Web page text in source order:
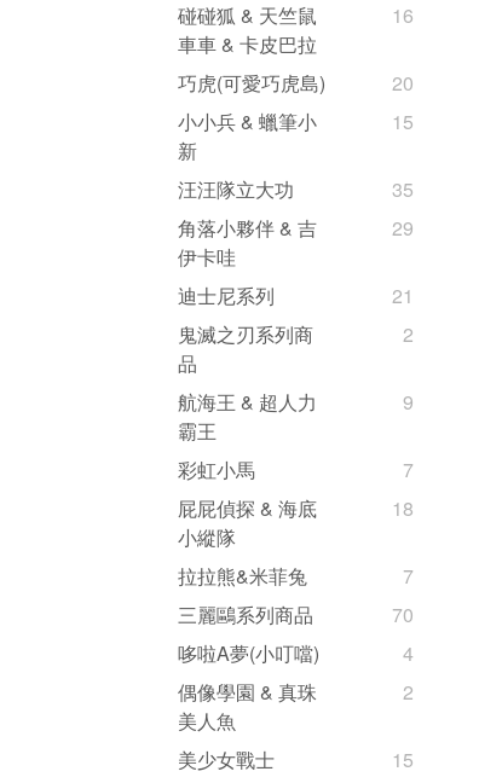
碰碰狐 & 天竺鼠
車車 & 卡皮巴拉
16
巧虎(可愛巧虎島)
20
小小兵 & 蠟筆小
新
15
汪汪隊立大功
35
角落小夥伴 & 吉
伊卡哇
29
迪士尼系列
21
鬼滅之刃系列商
品
2
航海王 & 超人力
霸王
9
彩虹小馬
7
屁屁偵探 & 海底
小縱隊
18
拉拉熊&米菲兔
7
三麗鷗系列商品
70
哆啦A夢(小叮噹)
4
偶像學園 & 真珠
美人魚
2
美少女戰士
15